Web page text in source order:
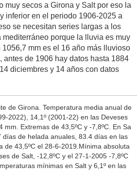
muy secos a Girona y Salt por eso la
inferior en el periodo 1906-2025 a
se necesitan series largas a los
porque la lluvia es muy
1056,7 mm es el 16 año más lluvioso
antes de 1906 hay datos hasta 1884
diciembres y 14 años con datos
de Girona. Temperatura media anual de
2022), 14,1º (2001-22) en las Deveses
mm. Extremas de 43,5ºC y -7,8ºC. En Sa
días de helada anuales, 83.4 días en las
de 43,5ºC el 28-6-2019.Mínima absoluta
de Salt, -12,8ºC y el 27-1-2005 -7,8ºC
mínimas en Salt y 6,1º en las